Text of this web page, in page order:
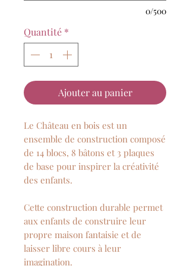
0/500
Quantité *
Ajouter au panier
Le Château en bois est un
ensemble de construction composé
de 14 blocs, 8 bâtons et 3 plaques
de base pour inspirer la créativité
des enfants.
Cette construction durable permet
aux enfants de construire leur
propre maison fantaisie et de
laisser libre cours à leur
imagination.